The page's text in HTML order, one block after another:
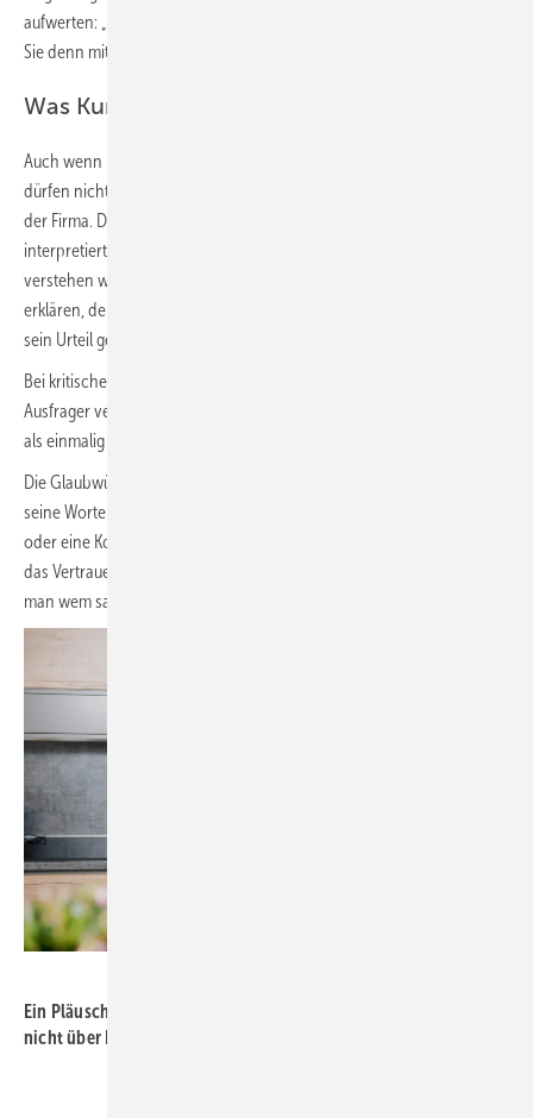
aufwerten: „Ich verstehe Ihre Frage nach dem Preis, aber was meinen
Sie denn mit ,teuer‘?“
Was Kunden nichts angeht
Auch wenn Kunden nach Ursachen und Hintergrund fragen – sie
dürfen nichts über interne Pannen erfahren. Das schadet dem Image
der Firma. Der Kunde versteht nicht nur das, was man ihm erklärt, er
interpretiert meistens noch etwas dazu. Er versteht das, was er
verstehen will. Der Monteur hat kaum Gelegenheit, seine Aussage zu
erklären, denn der Zuhörer hinterfragt nicht, er hat sich schon längst
sein Urteil gebildet. Und das ist meist kritisch oder sogar negativ.
Bei kritischen Fragen des Kunden heißt es: Aufpassen! Hartnäckige
Ausfrager verweist man an den Vorgesetzten oder stellt eine „Panne“
als einmalig dar.
Die Glaubwürdigkeit des Monteurs vor Ort ist allgemein sehr hoch,
seine Worte werden sehr ernst genommen, ein späterer Rückzieher
oder eine Korrektur durch den Kollegen oder den Chef erschüttert
das Vertrauen allerdings. Deshalb muss man sich gut überlegen, was
man wem sagt.
Ein Pläuschchen mit dem Kunden sollte schon möglich sein, aber
nicht über Betriebsinterna